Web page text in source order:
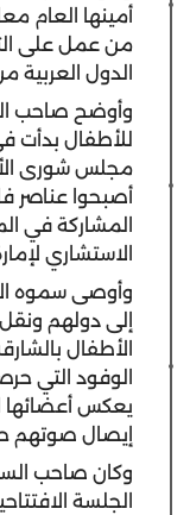
أمينها العام
من عمل على
الدول
وأوضح صاحب
للأطفال بدأت
مجلس شورى
أصبحوا عناصر
المشاركة في
الاستشاري
وأوصى سموه
إلى دولهم
الأطفال
الوفود التي
يعكس أعضائها
إيصال صوتهم
وكان صاحب
الجلسة